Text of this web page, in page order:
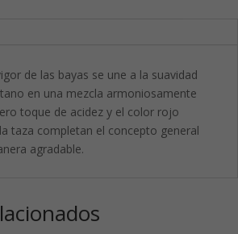
de las bayas se une a la suavidad
en una mezcla armoniosamente
toque de acidez y el color rojo
taza completan el concepto general
agradable.